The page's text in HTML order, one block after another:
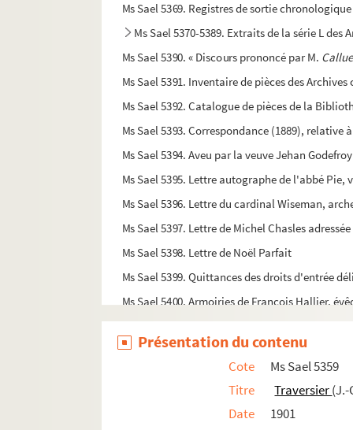
Ms Sael 5369. Registres de sortie
Ms Sael 5370-5389. Extraits de la série L
Ms Sael 5390. « Discours prononcé par M.
Ms Sael 5391. Inventaire de pièces des
Ms Sael 5392. Catalogue de pièces de la
Ms Sael 5393. Correspondance (1889), relative
Ms Sael 5394. Aveu par la veuve Jehan
Ms Sael 5395. Lettre autographe de l'abbé
Ms Sael 5396. Lettre du cardinal Wiseman,
Ms Sael 5397. Lettre de Michel Chasles
Ms Sael 5398. Lettre de Noël Parfait
Ms Sael 5399. Quittances des droits d'entrée
Ms Sael 5400. Armoiries de François Hallier,
Ms Sael 5401. Le gros chêne de la loupe ou
Ms Sael 5402. Note bibliographique sur le
Ms Sael 5405. Injonction, sous peine
Ms Sael 5406. Description du trésor de
Ms Sael 5407. Notice explicative par G.
Présentation du contenu
Cote
Ms Sael 5359
Titre
Traversier(J.-
Date
1901